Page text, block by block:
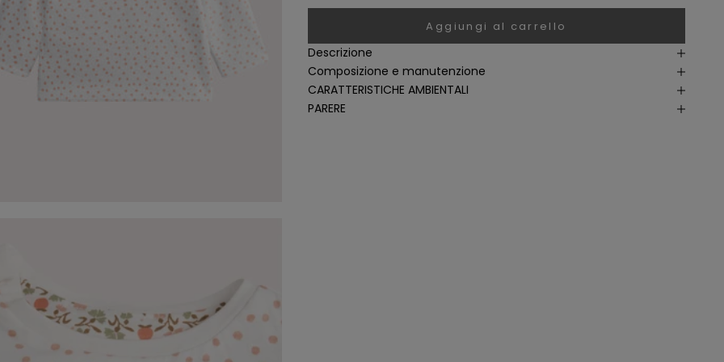
Aggiungi al carrello
Descrizione
Composizione e manutenzione
CARATTERISTICHE AMBIENTALI
PARERE